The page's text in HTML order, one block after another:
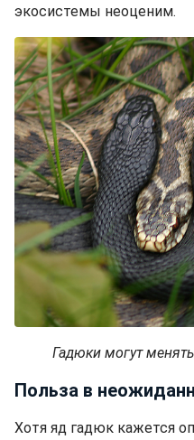
экосистемы неоценим.
Гадюки могут
Польза в
Хотя яд гадюк кажется